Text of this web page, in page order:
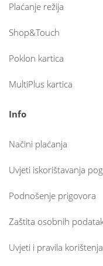
Plaćanje režija
Shop&Touch
Poklon kartica
MultiPlus kartica
Info
Načini plaćanja
Uvjeti iskorištavanja
Podnošenje prigovora
Zaštita osobnih
Uvjeti i pravila